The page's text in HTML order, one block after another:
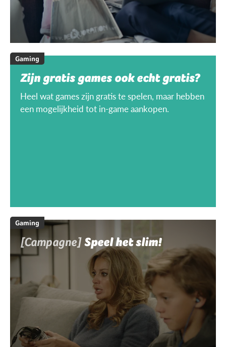
Gaming
Zijn gratis games ook echt gratis?
Heel wat games zijn gratis te spelen, maar hebben
een mogelijkheid tot in-game aankopen.
Gaming
[Campagne]Speel het slim!